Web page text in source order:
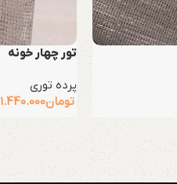
تور چهار خونه
پرده توری
تومان1.440.000